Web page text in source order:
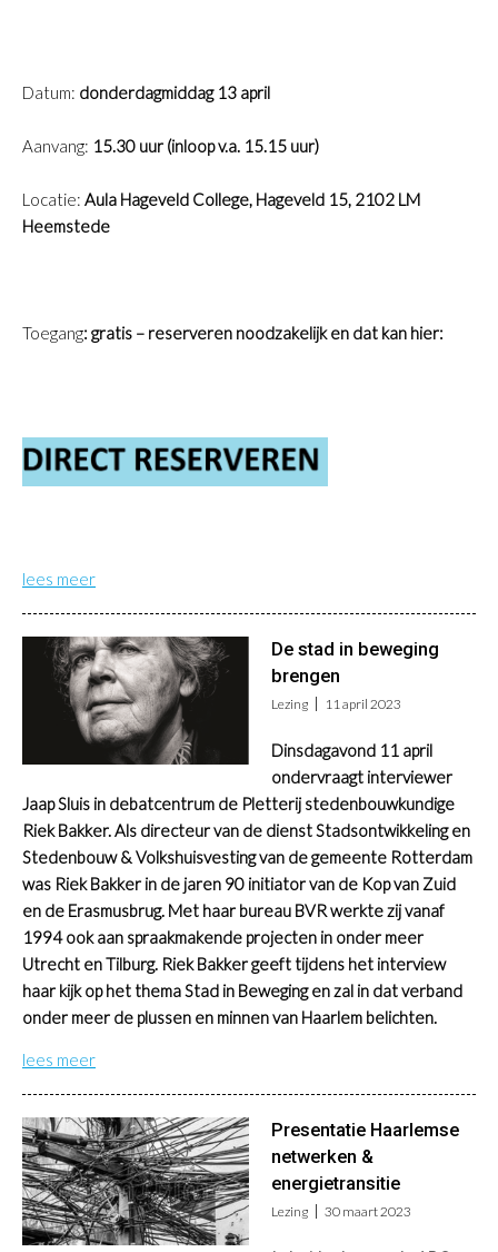
Datum: donderdagmiddag 13 april
Aanvang: 15.30 uur (inloop v.a. 15.15 uur)
Locatie: Aula Hageveld College, Hageveld 15, 2102 LM
Heemstede
Toegang: gratis – reserveren noodzakelijk en dat kan hier:
lees meer
De stad in beweging
brengen
Lezing 11 april 2023
Dinsdagavond 11 april
ondervraagt interviewer
Jaap Sluis in debatcentrum de Pletterij stedenbouwkundige
Riek Bakker. Als directeur van de dienst Stadsontwikkeling en
Stedenbouw & Volkshuisvesting van de gemeente Rotterdam
was Riek Bakker in de jaren 90 initiator van de Kop van Zuid
en de Erasmusbrug. Met haar bureau BVR werkte zij vanaf
1994 ook aan spraakmakende projecten in onder meer
Utrecht en Tilburg. Riek Bakker geeft tijdens het interview
haar kijk op het themaStad in Bewegingen zal in dat verband
onder meer de plussen en minnen van Haarlem belichten.
lees meer
Presentatie Haarlemse
netwerken &
energietransitie
Lezing 30 maart 2023